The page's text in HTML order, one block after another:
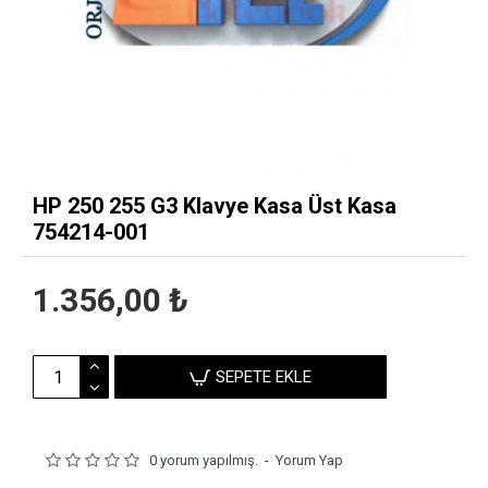
HP 250 255 G3 Klavye Kasa Üst Kasa
754214-001
0 yorum yapılmış. - Yorum Yap
1.356,00 ₺
SEPETE EKLE